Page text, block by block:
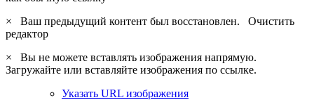
×
Ваш предыдущий контент был восстановлен. Очистить
редактор
×
Вы не можете вставлять изображения напрямую.
Загружайте или вставляйте изображения по ссылке.
Указать URL изображения